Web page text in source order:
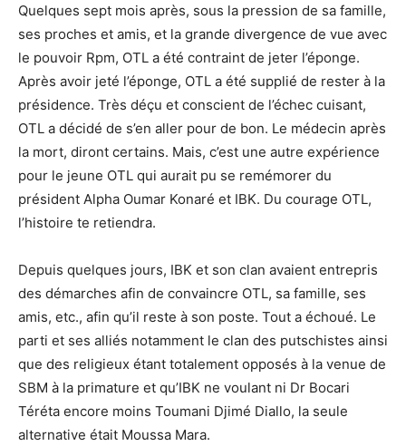
Quelques sept mois après, sous la pression de sa famille,
ses proches et amis, et la grande divergence de vue avec
le pouvoir Rpm, OTL a été contraint de jeter l’éponge.
Après avoir jeté l’éponge, OTL a été supplié de rester à la
présidence. Très déçu et conscient de l’échec cuisant,
OTL a décidé de s’en aller pour de bon. Le médecin après
la mort, diront certains. Mais, c’est une autre expérience
pour le jeune OTL qui aurait pu se remémorer du
président Alpha Oumar Konaré et IBK. Du courage OTL,
l’histoire te retiendra.
Depuis quelques jours, IBK et son clan avaient entrepris
des démarches afin de convaincre OTL, sa famille, ses
amis, etc., afin qu’il reste à son poste. Tout a échoué. Le
parti et ses alliés notamment le clan des putschistes ainsi
que des religieux étant totalement opposés à la venue de
SBM à la primature et qu’IBK ne voulant ni Dr Bocari
Téréta encore moins Toumani Djimé Diallo, la seule
alternative était Moussa Mara.